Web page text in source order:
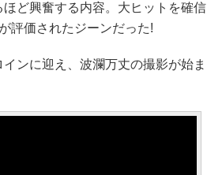
ど興奮する内容。大ヒットを確信
評価されたジーンだった!
ンに迎え、波瀾万丈の撮影が始ま